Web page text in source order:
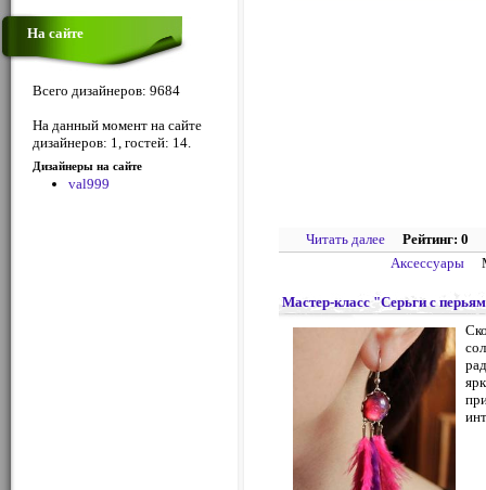
На сайте
Всего дизайнеров: 9684
На данный момент на сайте
дизайнеров: 1, гостей: 14.
Дизайнеры на сайте
val999
Читать далее
Рейтинг: 0
Аксессуары
Мастер-класс "Серьги с